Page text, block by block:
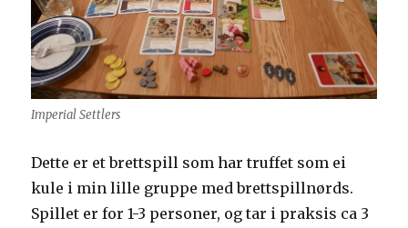
Imperial Settlers
Dette er et brettspill som har truffet som ei
kule i min lille gruppe med brettspillnørds.
Spillet er for 1-3 personer, og tar i praksis ca 3